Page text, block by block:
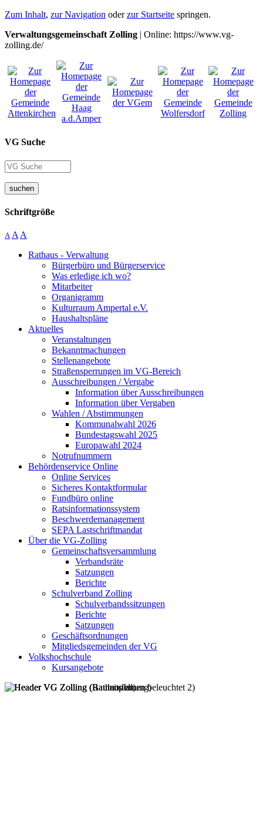
Zum Inhalt, zur Navigation oderzur Startseite springen.
Verwaltungsgemeinschaft Zolling | Online: https://www.vg-
zolling.de/
VG Suche
suchen
Schriftgröße
A A A
Rathaus - Verwaltung
Bürgerbüro und Bürgerservice
Was erledige ich wo?
Mitarbeiter
Organigramm
Kulturraum Ampertal e.V.
Haushaltspläne
Aktuelles
Veranstaltungen
Bekanntmachungen
Stellenangebote
Straßensperrungen im VG-Bereich
Ausschreibungen / Vergabe
Information über Ausschreibungen
Information über Vergaben
Wahlen / Abstimmungen
Kommunalwahl 2026
Bundestagswahl 2025
Europawahl 2024
Notrufnummern
Behördenservice Online
Online Services
Sicheres Kontaktformular
Fundbüro online
Ratsinformationssystem
Beschwerdemanagement
SEPA Lastschriftmandat
Über die VG-Zolling
Gemeinschaftsversammlung
Verbandsräte
Satzungen
Berichte
Schulverband Zolling
Schulverbandssitzungen
Berichte
Satzungen
Geschäftsordnungen
Mitgliedsgemeinden der VG
Volkshochschule
Kursangebote